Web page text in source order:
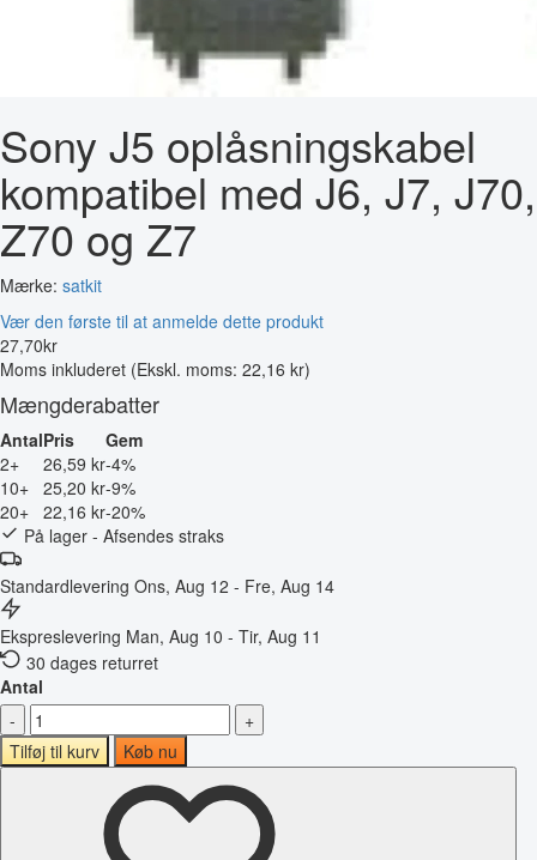
Sony J5 oplåsningskabel
kompatibel med J6, J7, J70,
Z70 og Z7
Mærke: satkit
Vær den første til at anmelde dette produkt
27,70kr
Moms inkluderet (Ekskl. moms: 22,16 kr)
Mængderabatter
AntalPris
Gem
2+
26,59 kr-4%
10+ 25,20 kr-9%
20+ 22,16 kr-20%
På lager - Afsendes straks
Standardlevering Ons, Aug 12 - Fre, Aug 14
Ekspreslevering Man, Aug 10 - Tir, Aug 11
30 dages returret
Antal
-
+
Tilføj til kurv
Køb nu